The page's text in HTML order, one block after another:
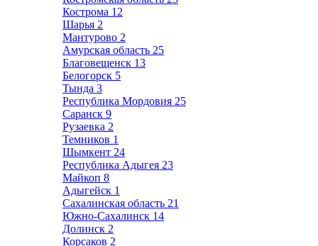
Кострома 12
Шарья 2
Мантурово 2
Амурская область 25
Благовещенск 13
Белогорск 5
Тында 3
Республика Мордовия 25
Саранск 9
Рузаевка 2
Темников 1
Шымкент 24
Республика Адыгея 23
Майкоп 8
Адыгейск 1
Сахалинская область 21
Южно-Сахалинск 14
Долинск 2
Корсаков 2